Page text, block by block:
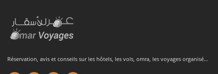
Réservation, avis et conseils sur les hôtels, les vols, omra, les voyages organisé…